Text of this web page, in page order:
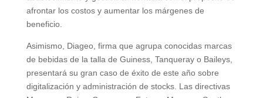
afrontar los costos y aumentar los márgenes de
beneficio.
Asimismo, Diageo, firma que agrupa conocidas marcas
de bebidas de la talla de Guiness, Tanqueray o Baileys,
presentará su gran caso de éxito de este año sobre
digitalización y administración de stocks. Las directivas